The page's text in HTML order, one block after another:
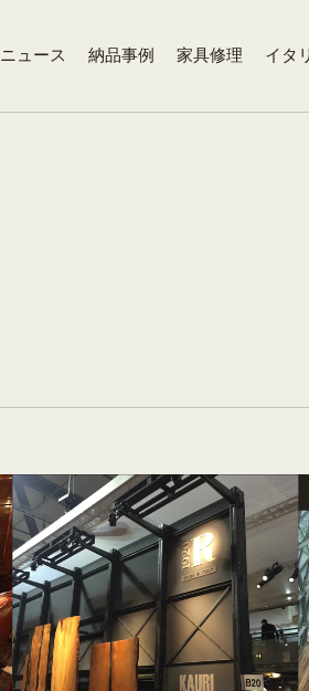
ニュース 納品事例 家具修理 イタ